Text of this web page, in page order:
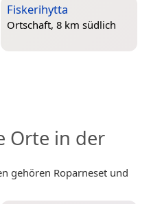
Fiskerihytta
Ortschaft, 8 km südlich
Orte in der
gehören Roparneset und